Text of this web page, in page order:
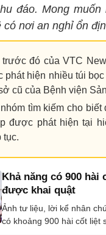
đáo. Mong
nơi an nghỉ ổn
đó của VTC
phát hiện nhiều túi
cũ của Bệnh viện
tìm kiếm cho
được phát hiện tại
tục.
Khả năng có 900
được khai quật
Ảnh tư liệu, lời kể nhân
có khoảng 900 hài cốt liệt